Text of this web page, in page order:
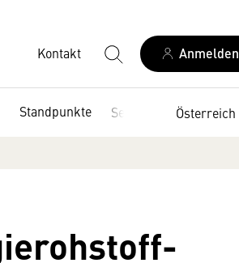
Kontakt Anmelden
Standpunkte Service Österreich